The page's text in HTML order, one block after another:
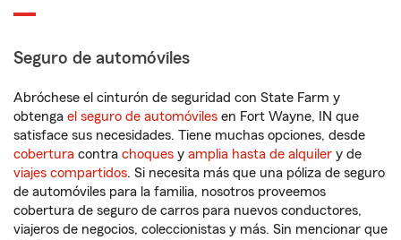
Seguro de automóviles
Abróchese el cinturón de seguridad con State Farm y
obtenga el seguro de automóviles en Fort Wayne, IN que
satisface sus necesidades. Tiene muchas opciones, desde
cobertura contra choques y amplia hasta de alquiler y de
viajes compartidos. Si necesita más que una póliza de seguro
de automóviles para la familia, nosotros proveemos
cobertura de seguro de carros para nuevos conductores,
viajeros de negocios, coleccionistas y más. Sin mencionar que